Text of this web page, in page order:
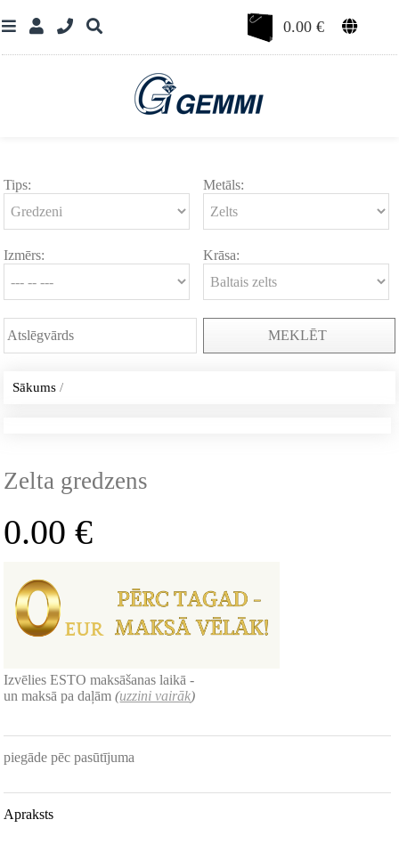
0.00€
Tips: Metāls:
Izmērs: Krāsa:
MEKLĒT
Sākums /
Zelta gredzens
0.00€
Izvēlies ESTO maksāšanas laikā -
un maksā pa daļām(uzzini vairāk)
piegāde pēc pasūtījuma
Apraksts